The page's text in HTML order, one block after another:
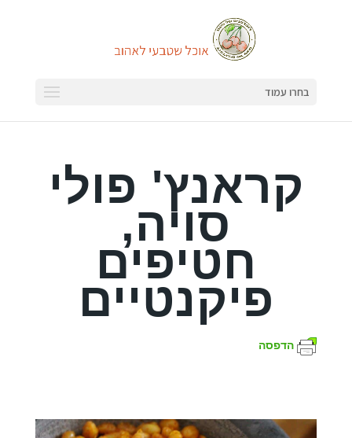
בחרו עמוד
קראנץ' פולי
סויה,
חטיפים
פיקנטיים
הדפסה